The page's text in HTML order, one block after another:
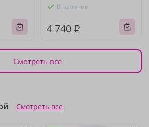
В наличии
4 740 ₽
Смотреть все
Смотреть все